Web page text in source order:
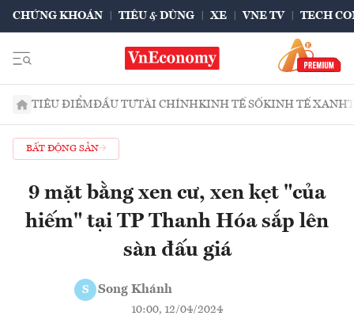
CHỨNG KHOÁN TIÊU & DÙNG XE VNE TV TECH
TIÊU ĐIỂMĐẦU TƯTÀI CHÍNHKINH TẾ SỐKINH TẾ XANH
BẤT ĐỘNG SẢN
9 mặt bằng xen cư, xen kẹt "của
hiếm" tại TP Thanh Hóa sắp lên
sàn đấu giá
S Song Khánh
10:00, 12/04/2024